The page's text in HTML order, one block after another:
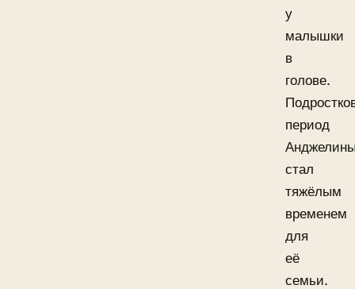
у
малышки
в
голове.
период
стал
тяжёлым
временем
для
её
семьи.